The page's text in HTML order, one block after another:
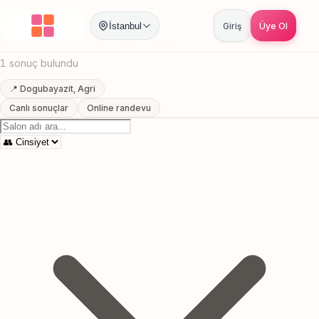
İstanbul Giriş Üye Ol
Anasayfa / Agri Dogubayazit Spa Merkezi
Dogubayazit, Agri Spa Merkezi
1 sonuç bulundu
📍 Dogubayazit, Agri
Canlı sonuçlar
Online randevu